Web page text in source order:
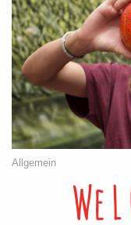
Allgemein
We